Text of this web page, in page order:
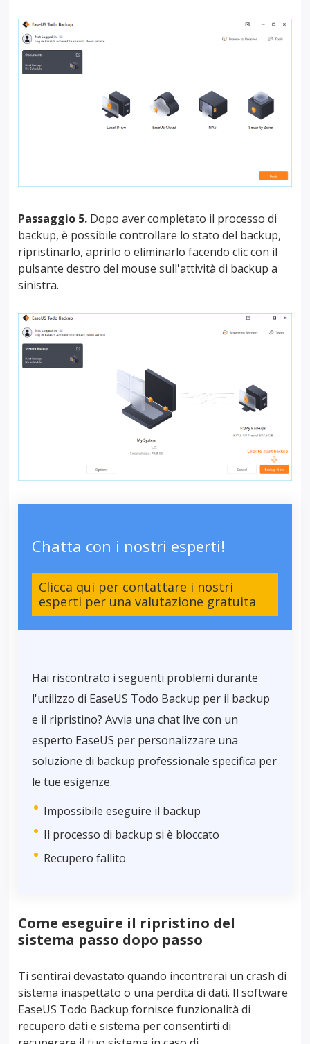
Passaggio 5. Dopo aver completato il processo di
backup, è possibile controllare lo stato del backup,
ripristinarlo, aprirlo o eliminarlo facendo clic con il
pulsante destro del mouse sull'attività di backup a
sinistra.
Chatta con i nostri esperti!
Clicca qui per contattare i nostri
esperti per una valutazione gratuita
Hai riscontrato i seguenti problemi durante
l'utilizzo di EaseUS Todo Backup per il backup
e il ripristino? Avvia una chat live con un
esperto EaseUS per personalizzare una
soluzione di backup professionale specifica per
le tue esigenze.
Impossibile eseguire il backup
Il processo di backup si è bloccato
Recupero fallito
Come eseguire il ripristino del
sistema passo dopo passo
Ti sentirai devastato quando incontrerai un crash di
sistema inaspettato o una perdita di dati. Il software
EaseUS Todo Backup fornisce funzionalità di
recupero dati e sistema per consentirti di